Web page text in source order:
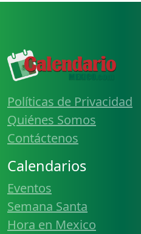
Políticas de Privacidad
Quiénes Somos
Contáctenos
Calendarios
Eventos
Semana Santa
Hora en Mexico